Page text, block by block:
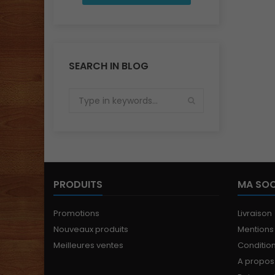
SEARCH IN BLOG
PRODUITS
Promotions
Nouveaux produits
Meilleures ventes
MA
Livraison
A propos